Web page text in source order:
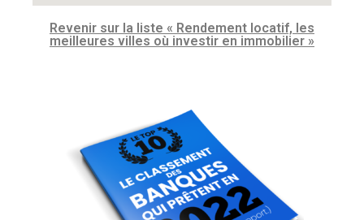
Revenir sur la liste « Rendement locatif, les
meilleures villes où investir en immobilier »